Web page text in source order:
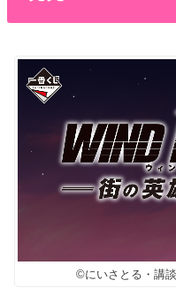
©にいさとる・講